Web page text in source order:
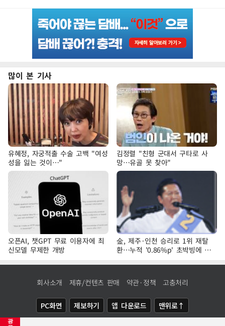
광
많이 본 기사
유혜정, 자궁적출 수술 고백 "여성
성을 잃는 것이…"
김정렬 "친형 군대서 구타로 사
망…유골 못 찾아"
오픈AI, 챗GPT 무료 이용자에 최
신모델 무제한 개방
金, 제주·인천 승리로 1위 재탈
환…누적 '0.86%p' 초박빙에 호
남 표심 주목
회사소개 제휴/컨텐츠 판매 약관·정책 고충처리
PC화면 제보하기 앱 다운로드 맨위로↑